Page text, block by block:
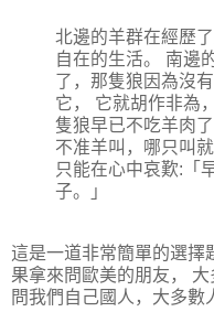
北邊的羊群在經歷
自在的生活。 南邊
了，那隻狼因為沒
它， 它就胡作非為
隻狼早已不吃羊肉
不准羊叫，哪只叫
只能在心中哀歎:「
子。」
這是一道非常簡單的選擇
果拿來問歐美的朋友，
問我們自己國人，大多數